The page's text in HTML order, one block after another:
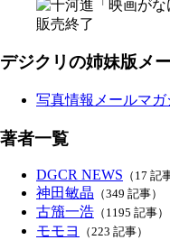
販売終了
デジクリの姉妹版メ
写真情報メールマガ
著者一覧
DGCR NEWS （17 記
神田敏晶 （349 記事）
古籏一浩 （1195 記事）
モモヨ （223 記事）